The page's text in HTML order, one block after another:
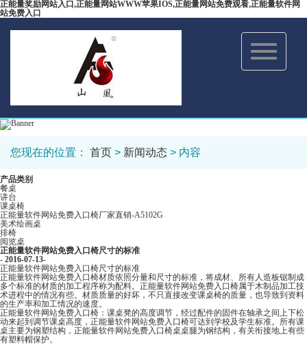
正能量奖励网站入口,正能量网站WWW苹果IOS,正能量网站免费观看,正能量软件网
站免费入口
Toggle
navigation
您现在的位置： 首页 > 新闻动态 > 内容
产品类别
餐桌
讲台
课桌椅
正能量软件网站免费入口椅厂家直销-A5102G
美术绘画桌
排椅
阅览桌
正能量软件网站免费入口椅尺寸的标准
- 2016-07-13-
正能量软件网站免费入口椅尺寸的标准
正能量软件网站免费入口椅材质依照分量和尺寸的标准，将成材、所有人造板锯制成
多个标准的材质的加工程序称为配料。正能量软件网站免费入口椅属于木制品加工技
术进程中的情况有些。材质质量的好坏，不只直接改变课桌椅的质量，也导致到资料
的生产率和加工情况的速度。
正能量软件网站免费入口椅：课桌凳的高度调节，经过配件的固件在轴承之间上下松
动来起到调节课桌高度，正能量软件网站免费入口椅可达到学校及学生标准。所有课
桌主要为钢塑结构，正能量软件网站免费入口椅桌桌腿为钢结构，有关衔接地上有些
有塑料帽保护。